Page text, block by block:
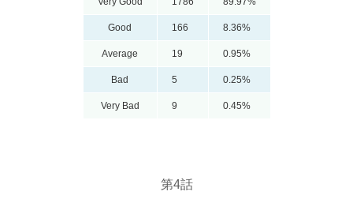
Good 166 8.36%
Average 19 0.95%
Bad 5 0.25%
Very Bad 9 0.45%
第4話